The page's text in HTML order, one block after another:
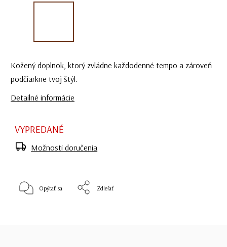
Kožený doplnok, ktorý zvládne každodenné tempo a zároveň
podčiarkne tvoj štýl.
Detailné informácie
VYPREDANÉ
Možnosti doručenia
Opýtať sa Zdieľať